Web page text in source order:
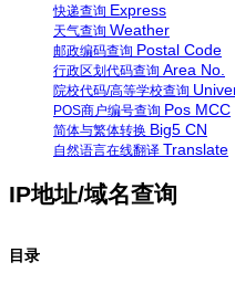
快递查询 Express
天气查询 Weather
邮政编码查询 Postal Code
行政区划代码查询 Area No.
院校代码/高等学校查询
POS商户编号查询 Pos MCC
简体与繁体转换 Big5 CN
自然语言在线翻译 Translate
IP地址/域名查询
目录